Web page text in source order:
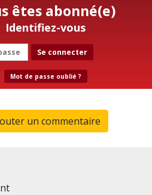
êtes abonné(e)
Identifiez-vous
Se connecter
Mot de passe oublié ?
un commentaire